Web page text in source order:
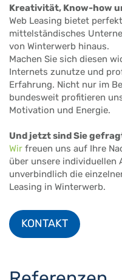
Kreativität, Know-how
Web Leasing bietet
mittelständisches
von Winterwerb hinaus.
Machen Sie sich diesen
Internets zunutze und
Erfahrung. Nicht nur im
bundesweit profitieren
Motivation und Energie.
Und jetzt sind Sie
Wir freuen uns auf Ihre
über unsere individuellen
unverbindlich die
Leasing in Winterwerb.
KONTAKT